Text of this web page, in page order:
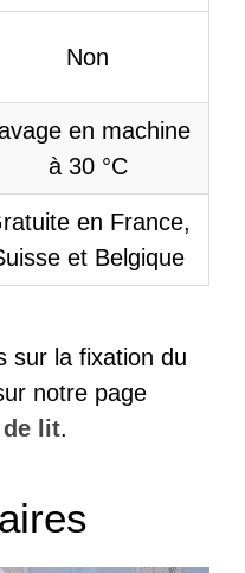
Non
en machine
à 30 °C
en France,
et Belgique
sur la fixation du
notre page
lit.